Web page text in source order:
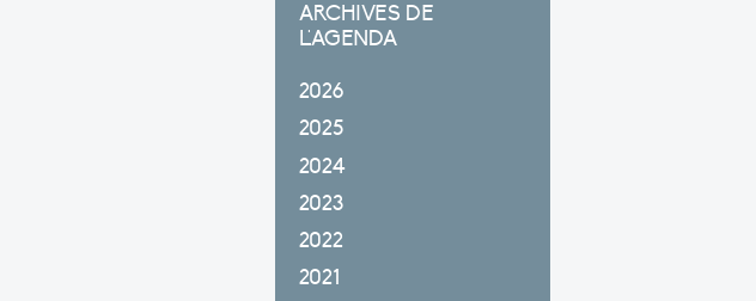
ARCHIVES DE
L'AGENDA
2026
2025
2024
2023
2022
2021